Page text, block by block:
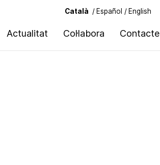
Català / Español / English
Actualitat Col·labora Contacte